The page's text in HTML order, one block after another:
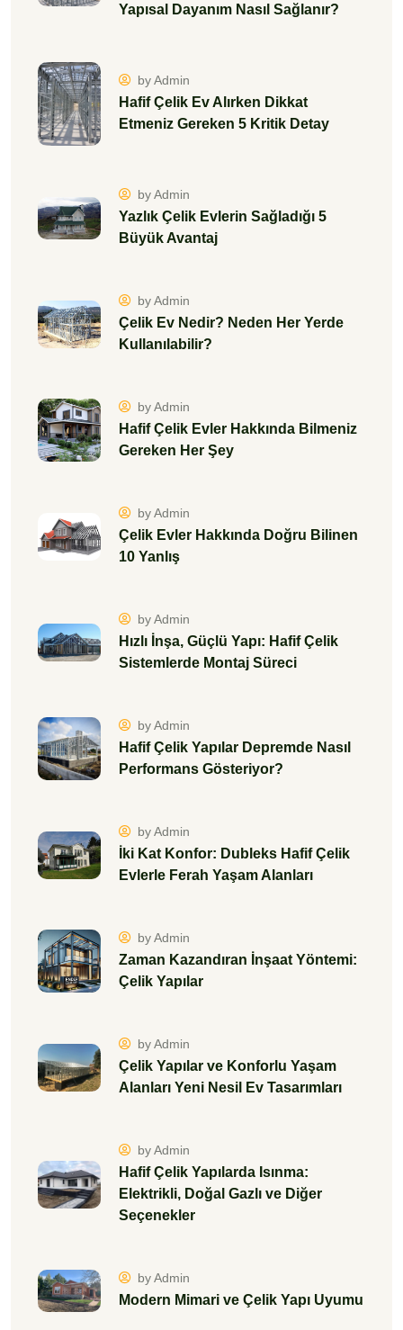
Yapısal Dayanım Nasıl Sağlanır?
by Admin
Hafif Çelik Ev Alırken Dikkat
Etmeniz Gereken 5 Kritik Detay
by Admin
Yazlık Çelik Evlerin Sağladığı 5
Büyük Avantaj
by Admin
Çelik Ev Nedir? Neden Her Yerde
Kullanılabilir?
by Admin
Hafif Çelik Evler Hakkında Bilmeniz
Gereken Her Şey
by Admin
Çelik Evler Hakkında Doğru Bilinen
10 Yanlış
by Admin
Hızlı İnşa, Güçlü Yapı: Hafif Çelik
Sistemlerde Montaj Süreci
by Admin
Hafif Çelik Yapılar Depremde Nasıl
Performans Gösteriyor?
by Admin
İki Kat Konfor: Dubleks Hafif Çelik
Evlerle Ferah Yaşam Alanları
by Admin
Zaman Kazandıran İnşaat Yöntemi:
Çelik Yapılar
by Admin
Çelik Yapılar ve Konforlu Yaşam
Alanları Yeni Nesil Ev Tasarımları
by Admin
Hafif Çelik Yapılarda Isınma:
Elektrikli, Doğal Gazlı ve Diğer
Seçenekler
by Admin
Modern Mimari ve Çelik Yapı Uyumu